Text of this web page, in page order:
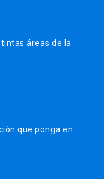
áreas de la
que ponga en